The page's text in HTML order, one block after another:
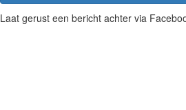
Laat gerust een bericht achter via